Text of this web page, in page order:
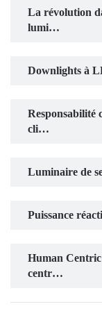
La révolution
lumi…
Downlights à
Responsabilité
cli…
Luminaire de
Puissance
Human
centr…